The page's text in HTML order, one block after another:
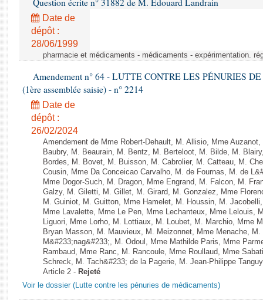
Question écrite n° 31882 de M. Édouard Landrain
Date de
dépôt :
28/06/1999
pharmacie et médicaments - médicaments - expérimentation.
Amendement n° 64 - LUTTE CONTRE LES PÉNURIES
(1ère assemblée saisie) - n° 2214
Date de
dépôt :
26/02/2024
Amendement de Mme Robert-Dehault, M. Allisio, Mme
Baubry, M. Beaurain, M. Bentz, M. Berteloot, M. Bilde, M.
Bordes, M. Bovet, M. Buisson, M. Cabrolier, M. Catteau, M.
Cousin, Mme Da Conceicao Carvalho, M. de Fournas, M. de
Mme Dogor-Such, M. Dragon, Mme Engrand, M. Falcon, M.
Galzy, M. Giletti, M. Gillet, M. Girard, M. Gonzalez, Mme
M. Guiniot, M. Guitton, Mme Hamelet, M. Houssin, M.
Mme Lavalette, Mme Le Pen, Mme Lechanteux, Mme Lelouis,
Liguori, Mme Lorho, M. Lottiaux, M. Loubet, M. Marchio, Mme
Bryan Masson, M. Mauvieux, M. Meizonnet, Mme Menache,
M&#233;nag&#233;, M. Odoul, Mme Mathilde Paris, Mme
Rambaud, Mme Ranc, M. Rancoule, Mme Roullaud, Mme
Schreck, M. Tach&#233; de la Pagerie, M. Jean-Philippe
Article 2 - Rejeté
Voir le dossier (Lutte contre les pénuries de médicaments)